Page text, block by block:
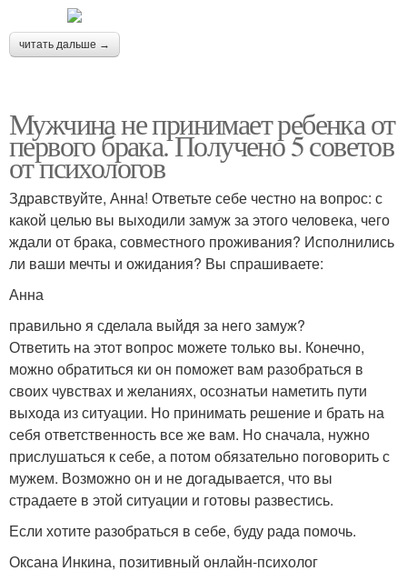
читать дальше →
Мужчина не принимает ребенка от
первого брака. Получено 5 советов
от психологов
Здравствуйте, Анна! Ответьте себе честно на вопрос: с
какой целью вы выходили замуж за этого человека, чего
ждали от брака, совместного проживания? Исполнились
ли ваши мечты и ожидания? Вы спрашиваете:
Анна
правильно я сделала выйдя за него замуж?
Ответить на этот вопрос можете только вы. Конечно,
можно обратиться ки он поможет вам разобраться в
своих чувствах и желаниях, осознатьи наметить пути
выхода из ситуации. Но принимать решение и брать на
себя ответственность все же вам. Но сначала, нужно
прислушаться к себе, а потом обязательно поговорить с
мужем. Возможно он и не догадывается, что вы
страдаете в этой ситуации и готовы развестись.
Если хотите разобраться в себе, буду рада помочь.
Оксана Инкина, позитивный онлайн-психолог